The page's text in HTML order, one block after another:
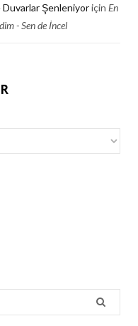
Duvarlar Şenleniyoriçin En
- Sen de İncel